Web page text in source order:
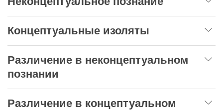
Концептуальные изоляты
Различение в неконцептуальном
познании
Различение в концептуальном